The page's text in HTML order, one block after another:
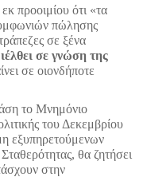
προοιμίου ότι «τα
πώλησης
σε ξένα
σε γνώση της
σε οιονδήποτε
το Μνημόνιο
του Δεκεμβρίου
εξυπηρετούμενων
θα ζητήσει
στην